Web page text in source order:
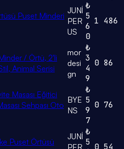
Puset Minderi
JUNİ
PER
US
₺
5
6
0
1 486
/ Örtü, 2'li
Animal Serisi
mor
desi
gn
₺
3
4
9
0 86
Masası Eğitici
Sehpası Oto
BYE
NS
₺
5
9
7
0 76
Puset Örtüsü
JUNİ ₺
5